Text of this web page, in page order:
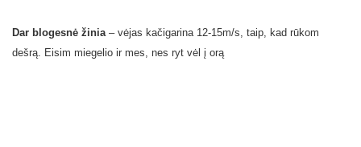
Dar blogesnė žinia– vėjas kačigarina 12-15m/s, taip, kad rūkom
dešrą. Eisim miegelio ir mes, nes ryt vėl į orą